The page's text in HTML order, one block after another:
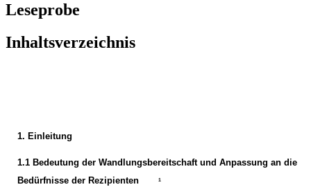
Leseprobe
Inhaltsverzeichnis
1. Einleitung
1.1 Bedeutung der Wandlungsbereitschaft und Anpassung an die
Bedürfnisse der Rezipienten
1